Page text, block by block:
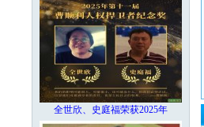
全世欣、史庭福荣获2025年